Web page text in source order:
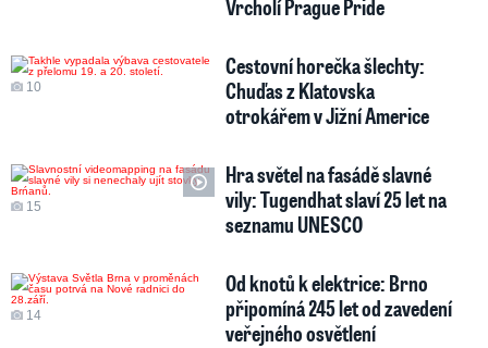
Vrcholí Prague Pride
10
Cestovní horečka šlechty:
Chuďas z Klatovska
otrokářem v Jižní Americe
15
Hra světel na fasádě slavné
vily: Tugendhat slaví 25 let na
seznamu UNESCO
14
Od knotů k elektrice: Brno
připomíná 245 let od zavedení
veřejného osvětlení